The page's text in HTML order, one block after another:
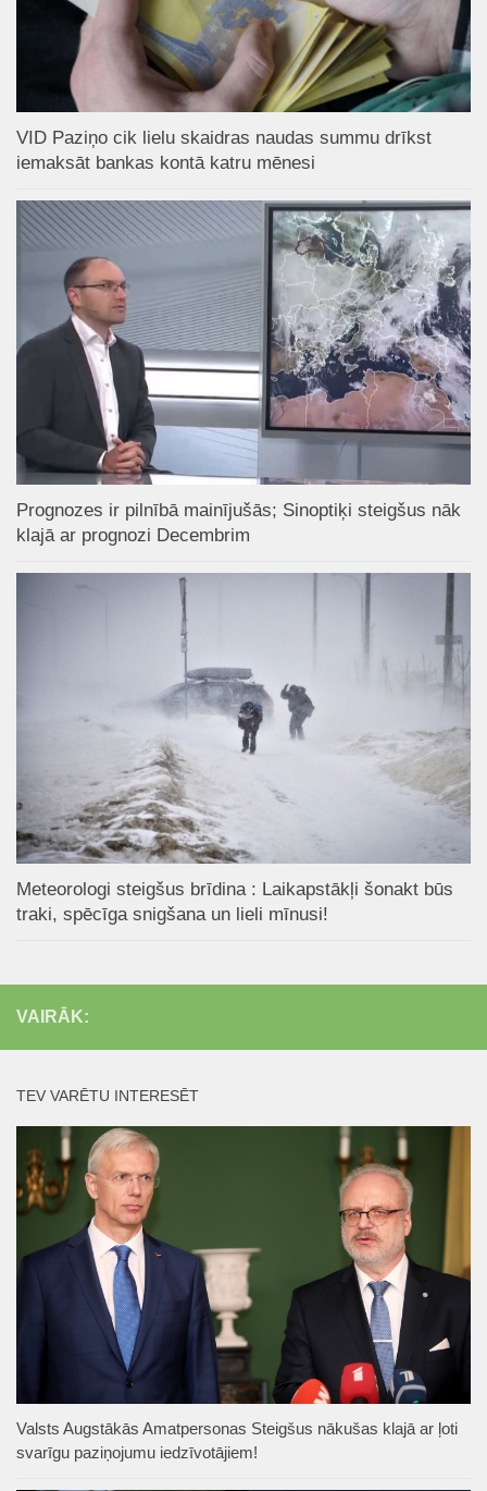
VID Paziņo cik lielu skaidras naudas summu drīkst
iemaksāt bankas kontā katru mēnesi
Prognozes ir pilnībā mainījušās; Sinoptiķi steigšus nāk
klajā ar prognozi Decembrim
Meteorologi steigšus brīdina : Laikapstākļi šonakt būs
traki, spēcīga snigšana un lieli mīnusi!
VAIRĀK:
TEV VARĒTU INTERESĒT
Valsts Augstākās Amatpersonas Steigšus nākušas klajā ar ļoti
svarīgu paziņojumu iedzīvotājiem!